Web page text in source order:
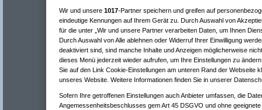
Wir und unsere 1017-Partner speichern und greifen auf
eindeutige Kennungen auf Ihrem Gerät zu. Durch Auswahl von
für die unter „Wir und unsere Partner verarbeiten Daten, um Ihnen
Durch Auswahl von Alle ablehnen oder Widerruf Ihrer Einwilligung
deaktiviert sind, sind manche Inhalte und Anzeigen möglicherweise
dieses Menü jederzeit wieder aufrufen, um Ihre Einstellungen zu
Sie auf den Link Cookie-Einstellungen am unteren Rand der Webseite
unseres Website. Weitere Informationen finden Sie in unserer
Sofern Ihre getroffenen Einstellungen auch Anbieter umfassen, die
Angemessenheitsbeschlusses gem Art 45 DSGVO und ohne